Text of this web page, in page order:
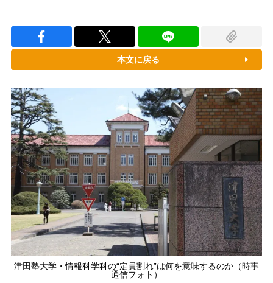
本文に戻る
津田塾大学・情報科学科の“定員割れ”は何を意味するのか（時事
通信フォト）